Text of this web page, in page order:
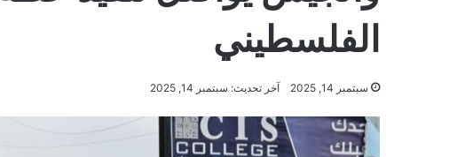
الفلسطيني
سبتمبر 14, 2025 آخر تحديث: سبتمبر 14, 2025